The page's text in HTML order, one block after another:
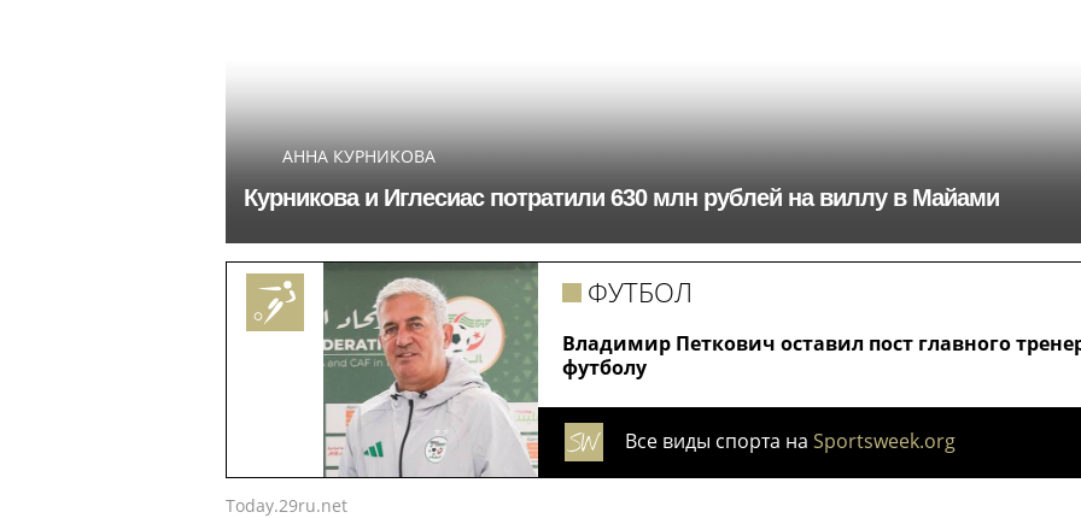
АННА КУРНИКОВА
Курникова и Иглесиас потратили 630 млн рублей на виллу в Майами
Владимир Петкович оставил пост главного
футболу
ФУТБОЛ
Все виды спорта на Sportsweek.org
Today.29ru.net